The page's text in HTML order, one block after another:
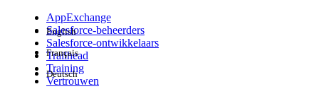
Ervaring
AppExchange
Salesforce-beheerders
Salesforce-ontwikkelaars
Trailhead
Training
Vertrouwen
English
Français
Deutsch